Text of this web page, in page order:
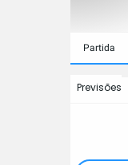
Partida
Previsões